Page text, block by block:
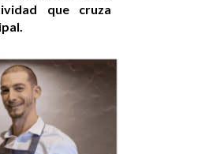
que cruza